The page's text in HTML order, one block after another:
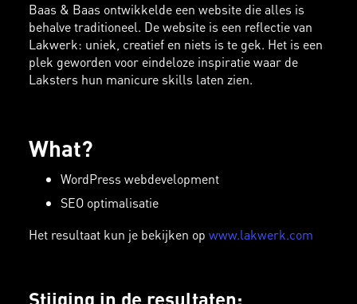
Baas & Baas ontwikkelde een website die alles is
behalve traditioneel. De website is een reflectie van
Lakwerk: uniek, creatief en niets is te gek. Het is een
plek geworden voor eindeloze inspiratie waar de
Laksters hun manicure skills laten zien.
What?
WordPress webdevelopment
SEO optimalisatie
Het resultaat kun je bekijken op www.lakwerk.com
Stijging in de resultaten: